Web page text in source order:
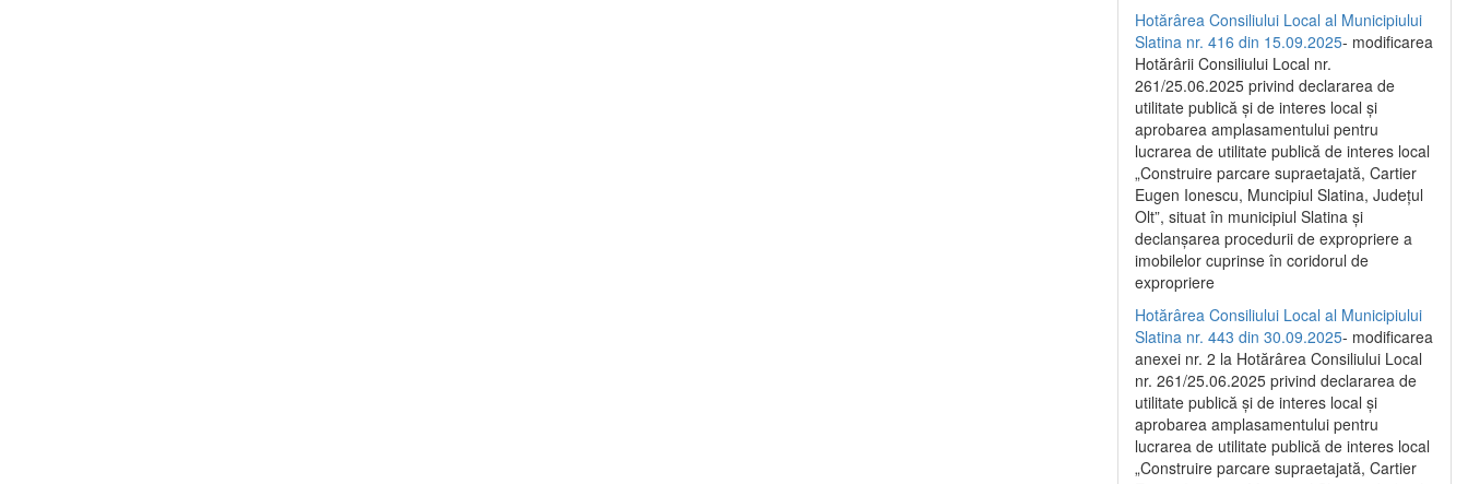
Hotărârea Consiliului Local al Municipiului
Slatina nr. 416 din 15.09.2025- modificarea
Hotărârii Consiliului Local nr.
261/25.06.2025 privind declararea de
utilitate publică și de interes local și
aprobarea amplasamentului pentru
lucrarea de utilitate publică de interes local
„Construire parcare supraetajată, Cartier
Eugen Ionescu, Muncipiul Slatina, Județul
Olt”, situat în municipiul Slatina și
declanșarea procedurii de expropriere a
imobilelor cuprinse în coridorul de
expropriere
Hotărârea Consiliului Local al Municipiului
Slatina nr. 443 din 30.09.2025- modificarea
anexei nr. 2 la Hotărârea Consiliului Local
nr. 261/25.06.2025 privind declararea de
utilitate publică şi de interes local şi
aprobarea amplasamentului pentru
lucrarea de utilitate publică de interes local
„Construire parcare supraetajată, Cartier